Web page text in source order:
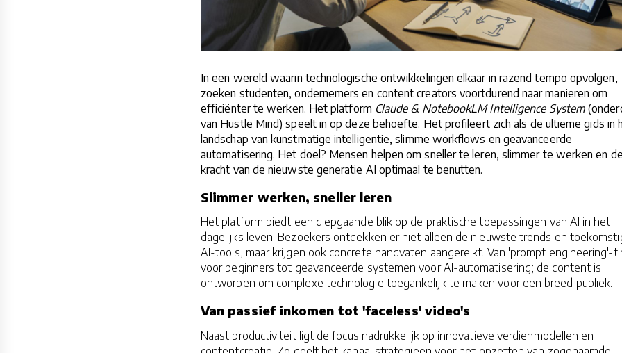
In een wereld waarin technologische ontwikkelingen elkaar in razend tempo opvolgen,
zoeken studenten, ondernemers en content creators voortdurend naar manieren om
efficiënter te werken. Het platform Claude & NotebookLM Intelligence System
van Hustle Mind) speelt in op deze behoefte. Het profileert zich als de ultieme gids in
landschap van kunstmatige intelligentie, slimme workflows en geavanceerde
automatisering. Het doel? Mensen helpen om sneller te leren, slimmer te werken en
kracht van de nieuwste generatie AI optimaal te benutten.
Slimmer werken, sneller leren
Het platform biedt een diepgaande blik op de praktische toepassingen van AI in het
dagelijks leven. Bezoekers ontdekken er niet alleen de nieuwste trends en
AI-tools, maar krijgen ook concrete handvaten aangereikt. Van 'prompt engineering'-
voor beginners tot geavanceerde systemen voor AI-automatisering; de content is
ontworpen om complexe technologie toegankelijk te maken voor een breed publiek.
Van passief inkomen tot 'faceless' video's
Naast productiviteit ligt de focus nadrukkelijk op innovatieve verdienmodellen en